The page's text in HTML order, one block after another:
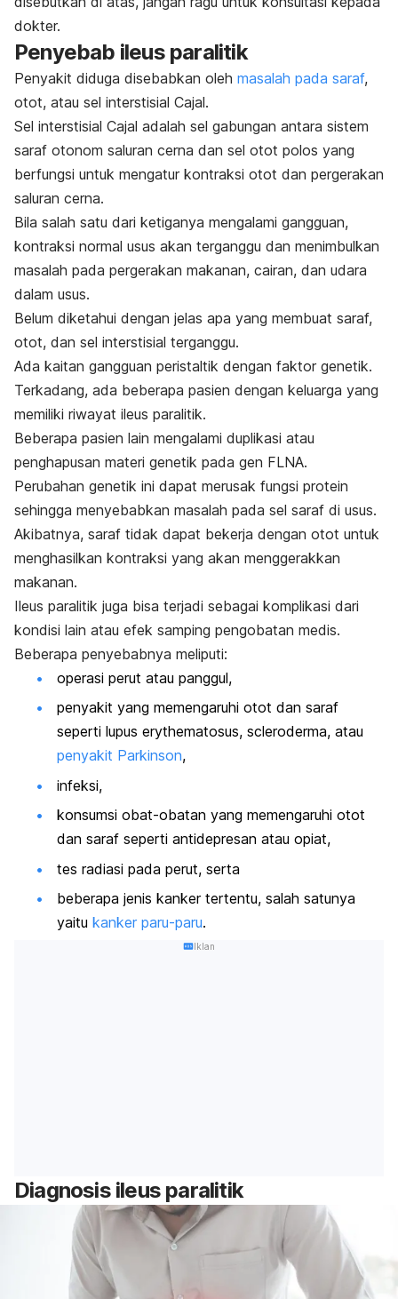
dokter.
Penyebab ileus paralitik
Penyakit diduga disebabkan oleh masalah pada saraf,
otot, atau sel interstisial Cajal.
Sel interstisial Cajal adalah sel gabungan antara sistem
saraf otonom saluran cerna dan sel otot polos yang
berfungsi untuk mengatur kontraksi otot dan pergerakan
saluran cerna.
Bila salah satu dari ketiganya mengalami gangguan,
kontraksi normal usus akan terganggu dan menimbulkan
masalah pada pergerakan makanan, cairan, dan udara
dalam usus.
Belum diketahui dengan jelas apa yang membuat saraf,
otot, dan sel interstisial terganggu.
Ada kaitan gangguan peristaltik dengan faktor genetik.
Terkadang, ada beberapa pasien dengan keluarga yang
memiliki riwayat ileus paralitik.
Beberapa pasien lain mengalami duplikasi atau
penghapusan materi genetik pada gen FLNA.
Perubahan genetik ini dapat merusak fungsi protein
sehingga menyebabkan masalah pada sel saraf di usus.
Akibatnya, saraf tidak dapat bekerja dengan otot untuk
menghasilkan kontraksi yang akan menggerakkan
makanan.
Ileus paralitik juga bisa terjadi sebagai komplikasi dari
kondisi lain atau efek samping pengobatan medis.
Beberapa penyebabnya meliputi:
operasi perut atau panggul,
penyakit yang memengaruhi otot dan saraf
seperti lupus erythematosus, scleroderma, atau
penyakit Parkinson,
infeksi,
konsumsi obat-obatan yang memengaruhi otot
dan saraf seperti antidepresan atau opiat,
tes radiasi pada perut, serta
beberapa jenis kanker tertentu, salah satunya
yaitu kanker paru-paru.
Iklan
Diagnosis ileus paralitik